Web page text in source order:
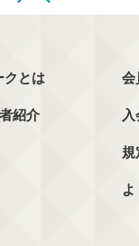
クとは
紹介
会
規